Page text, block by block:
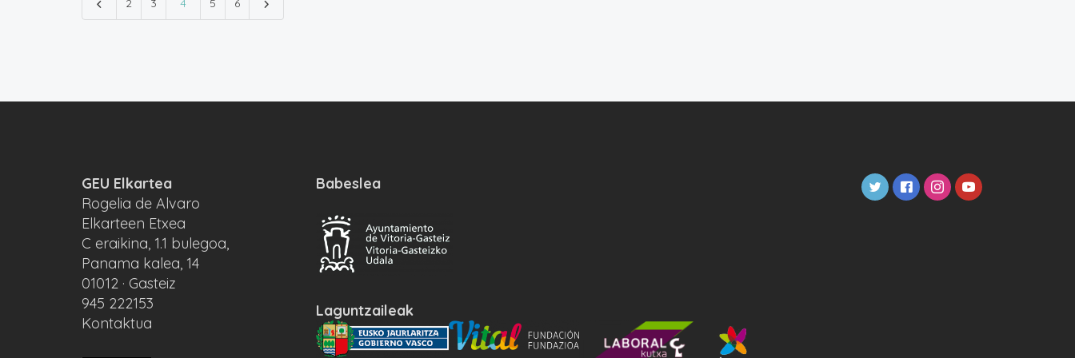
2 3 4 5 6
GEU Elkartea
Rogelia de Alvaro
Elkarteen Etxea
C eraikina, 1.1 bulegoa,
Panama kalea, 14
01012 · Gasteiz
945 222153
Kontaktua
Babeslea
Laguntzaileak